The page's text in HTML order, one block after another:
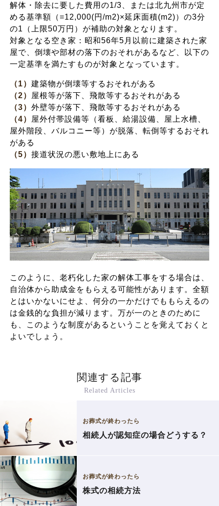
解体・除去に要した費用の1/3、または北九州市が定
める基準額（=12,000(円/m2)×延床面積(m2)）の3分
の1（上限50万円）が補助の対象となります。
対象となる空き家：昭和56年5月以前に建築された家
屋で、倒壊や部材の落下のおそれがあるなど、以下の
一定基準を満たすものが対象となっています。
（1） 建築物が倒壊等するおそれがある
（2）
屋根等が落下、飛散等するおそれがある
（3） 外壁等が落下、飛散等するおそれがある
（4）
屋外付帯設備等（看板、給湯設備、屋上水槽、
屋外階段、バルコニー等）が脱落、転倒等するおそれ
がある
（5） 接道状況の悪い敷地上にある
このように、老朽化した家の解体工事をする場合は、
自治体から助成金をもらえる可能性があります。全額
とはいかないにせよ、何分の一かだけでももらえるの
は金銭的な負担が減ります。万が一のときのために
も、このような制度があるということを覚えておくと
よいでしょう。
関連する記事
Related Articles
お葬式が終わったら
相続人が認知症の場合どうする？
お葬式が終わったら
株式の相続方法